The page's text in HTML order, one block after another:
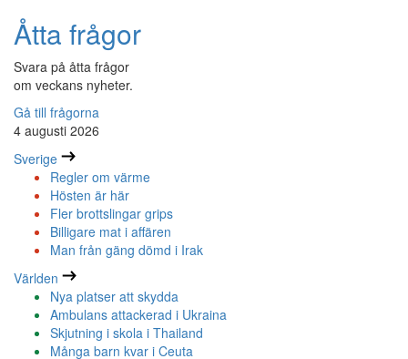
Åtta frågor
Svara på åtta frågor
om veckans nyheter.
Gå till frågorna
4 augusti 2026
Sverige
Regler om värme
Hösten är här
Fler brottslingar grips
Billigare mat i affären
Man från gäng dömd i Irak
Världen
Nya platser att skydda
Ambulans attackerad i Ukraina
Skjutning i skola i Thailand
Många barn kvar i Ceuta